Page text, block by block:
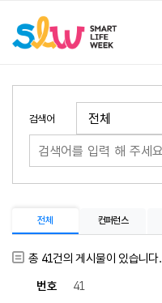
검색어
전체 컨퍼런스
총 41건의 게시물이 있습니다.
41